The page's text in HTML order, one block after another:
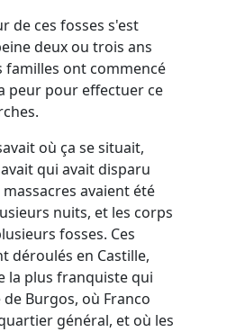
de ces fosses s'est
deux ou trois ans
familles ont commencé
peur pour effectuer ce
où ça se situait,
qui avait disparu
massacres avaient été
nuits, et les corps
fosses. Ces
déroulés en Castille,
la plus franquiste qui
Burgos, où Franco
général, et où les